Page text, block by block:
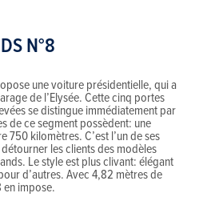
DS N°8
une voiture présidentielle, qui a
de l’Elysée. Cette cinq portes
se distingue immédiatement par
de ce segment possèdent: une
kilomètres. C’est l’un de ses
les clients des modèles
Le style est plus clivant: élégant
d’autres. Avec 4,82 mètres de
en impose.